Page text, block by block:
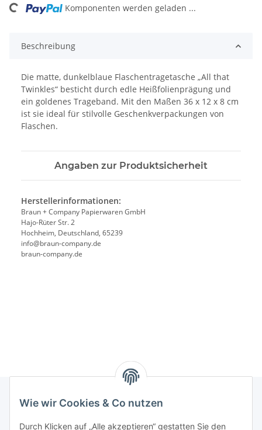
Wie wir Cookies & Co nutzen
Durch Klicken auf „Alle akzeptieren“ gestatten Sie den
Komponenten werden geladen ...
Beschreibung
Die matte, dunkelblaue Flaschentragetasche „All that
Twinkles“ besticht durch edle Heißfolienprägung und
ein goldenes Trageband. Mit den Maßen 36 x 12 x 8 cm
ist sie ideal für stilvolle Geschenkverpackungen von
Flaschen.
Angaben zur Produktsicherheit
Herstellerinformationen:
Braun + Company Papierwaren GmbH
Hajo-Rüter Str. 2
Hochheim, Deutschland, 65239
info@braun-company.de
braun-company.de
Rechtliches